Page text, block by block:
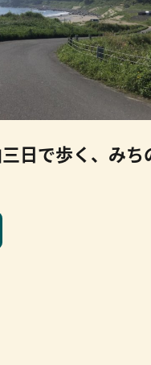
日で歩く、みち